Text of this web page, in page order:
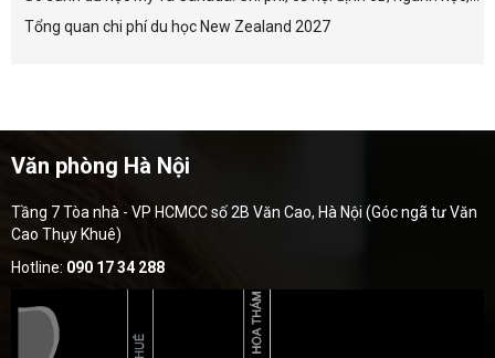
Tổng quan chi phí du học New Zealand 2027
Văn phòng Hà Nội
Tầng 7 Tòa nhà - VP HCMCC số 2B Văn Cao, Hà Nội (Góc ngã tư Văn
Cao Thụy Khuê)
Hotline: 090 17 34 288